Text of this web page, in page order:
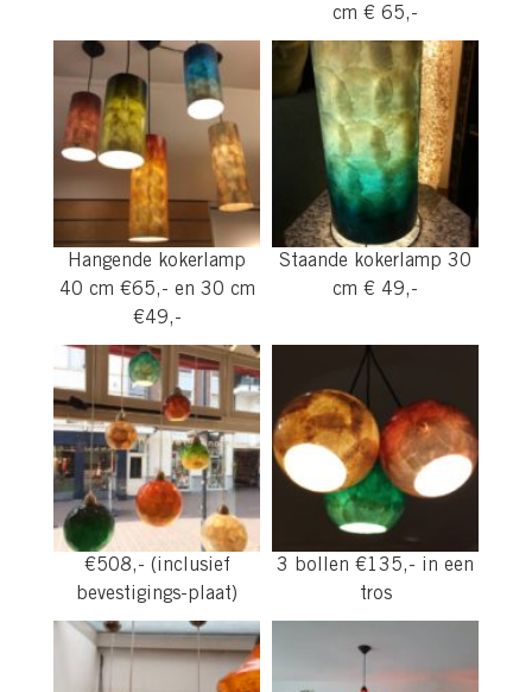
cm € 65,-
Hangende kokerlamp
40 cm €65,- en 30 cm
€49,-
Staande kokerlamp 30
cm € 49,-
€508,- (inclusief
bevestigings-plaat)
3 bollen €135,- in een
tros